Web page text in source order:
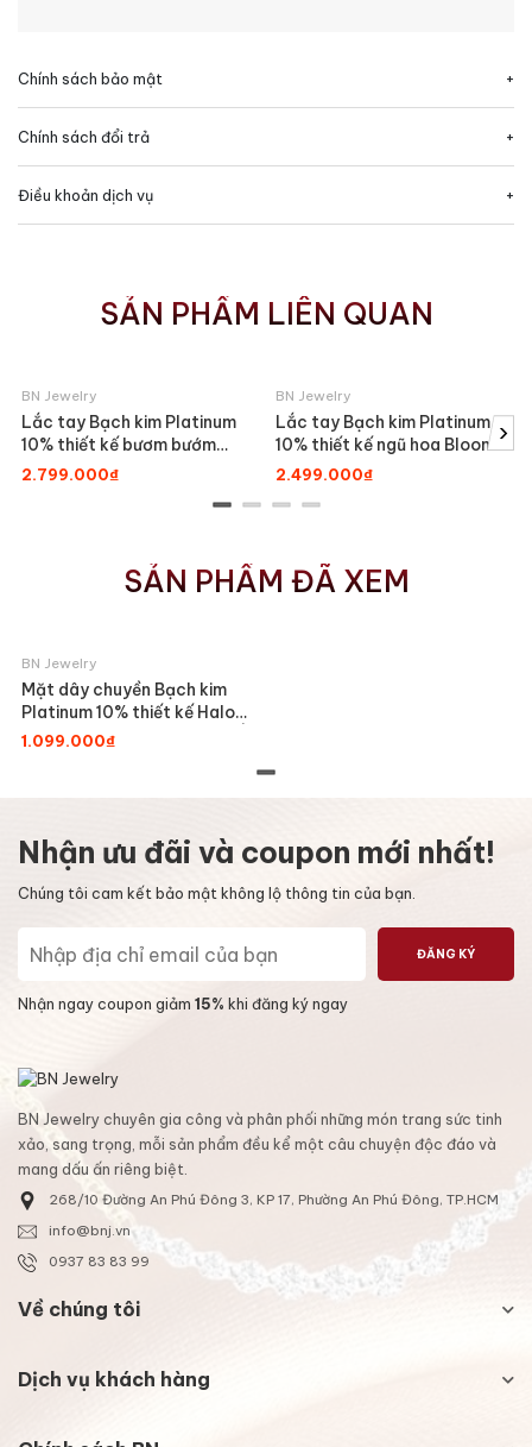
Chính sách bảo mật
Chính sách đổi trả
Điều khoản dịch vụ
SẢN PHẨM LIÊN QUAN
BN Jewelry
Lắc tay Bạch kim Platinum
10% thiết kế bươm bướm
Papillon đính đá BN
2.799.000₫
BN Jewelry
Lắc tay Bạch kim Platinum
10% thiết kế ngũ hoa Bloom
đính đá BN JEWELRY -
2.499.000₫
›
SẢN PHẨM ĐÃ XEM
BN Jewelry
Mặt dây chuyền Bạch kim
Platinum 10% thiết kế Halo
Elara bản nhỏ BN JEWELRY |
1.099.000₫
Nhận ưu đãi và coupon mới nhất!
Chúng tôi cam kết bảo mật không lộ thông tin của bạn.
ĐĂNG KÝ
Nhận ngay coupon giảm 15% khi đăng ký ngay
BN Jewelry chuyên gia công và phân phối những món trang sức tinh
xảo, sang trọng, mỗi sản phẩm đều kể một câu chuyện độc đáo và
mang dấu ấn riêng biệt.
268/10 Đường An Phú Đông 3, KP 17, Phường An Phú Đông, TP.HCM
info@bnj.vn
0937 83 83 99
Về chúng tôi
Dịch vụ khách hàng